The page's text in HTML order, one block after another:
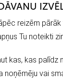
reizēm
Tu noteikti
kas, kas palīdz
vai